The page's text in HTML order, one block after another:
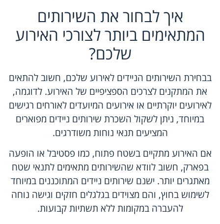
איך לבחור את השירותים
המתאימים ביותר לצורכי האירוע
שלכם?
בבחירת השירותים הניידים לאירוע שלכם, חשוב להתאים
את המתקנים לצרכים הספציפיים של האירוע. לדוגמה,
לאירועים יוקרתיים או אירועים המיועדים לאורחים רגישים
במיוחד, ניתן לשקול השכרת שירותים ניידים מפוארים
המציעים תנאי נוחות משודרגים.
אם האירוע מתקיים בשטח פתוח, כמו פסטיבל או הופעה
בפארק, חשוב לוודא שהשירותים מתאימים לתנאי שטח
מאתגרים יותר. ישנם שירותים ניידים המתוכננים במיוחד
לשימוש בחוץ, והם מצוידים בגלגלים חזקים וגישה נוחה
להעברה במקומות ללא תשתיות קבועות.